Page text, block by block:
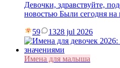
Девочки, здравствуйте,
новостью Были сегодня
59 1328 jul 2026
Имена для малыша